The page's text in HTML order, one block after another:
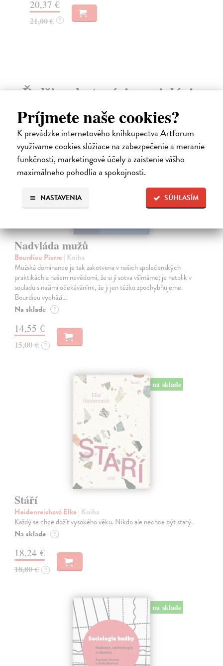
Príjmete naše cookies?
K prevádzke internetového kníhkupectva Artforum
využívame cookies slúžiace na zabezpečenie a meranie
funkčnosti, marketingové účely a zaistenie vášho
maximálneho pohodlia a spokojnosti.
SÚHLASÍM
NASTAVENIA
9,69 €
Ďalšie z kategórie sociológia
na sklade
Nadvláda mužů
Bourdieu Pierre | Kniha
Mužská dominance je tak zakotvena v našich společenských
praktikách a našem nevědomí, že si jí sotva všímáme; je natolik v
souladu s našimi očekáváními, že ji jen těžko zpochybňujeme.
Bourdieu vychází…
Na sklade ?
14,55 €
15,00 € ?
na sklade
Stáří
Heidenreichová Elke | Kniha
Každý se chce dožít vysokého věku. Nikdo ale nechce být starý.
Na sklade ?
18,24 €
18,80 € ?
na sklade